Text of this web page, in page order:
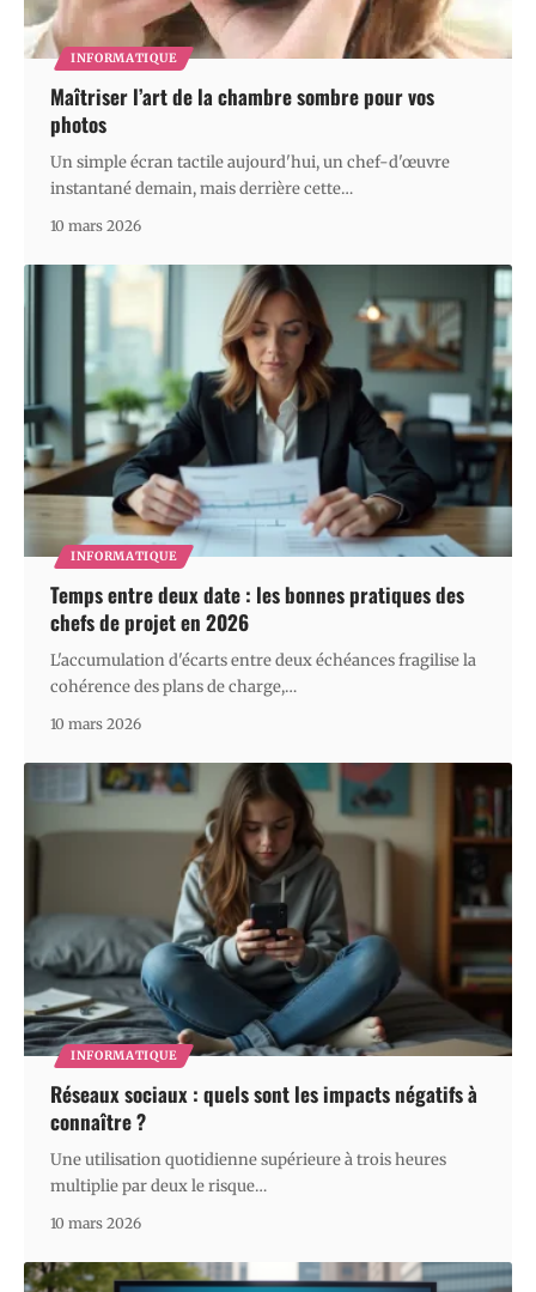
INFORMATIQUE
Maîtriser l’art de la chambre sombre pour vos
photos
Un simple écran tactile aujourd'hui, un chef-d'œuvre
instantané demain, mais derrière cette…
10 mars 2026
INFORMATIQUE
Temps entre deux date : les bonnes pratiques des
chefs de projet en 2026
L'accumulation d'écarts entre deux échéances fragilise la
cohérence des plans de charge,…
10 mars 2026
INFORMATIQUE
Réseaux sociaux : quels sont les impacts négatifs à
connaître ?
Une utilisation quotidienne supérieure à trois heures
multiplie par deux le risque…
10 mars 2026